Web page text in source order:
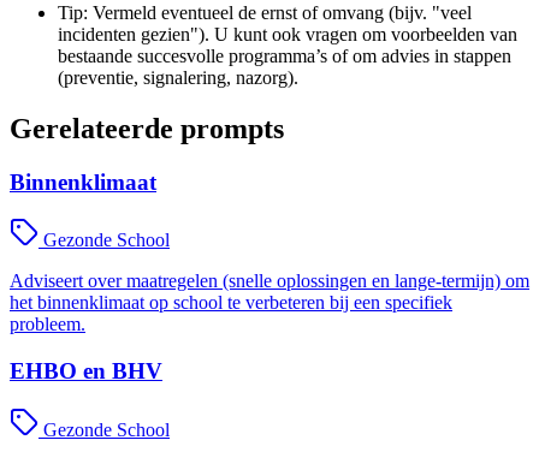
Tip: Vermeld eventueel de ernst of omvang (bijv. "veel
incidenten gezien"). U kunt ook vragen om voorbeelden van
bestaande succesvolle programma’s of om advies in stappen
(preventie, signalering, nazorg).
Gerelateerde prompts
Binnenklimaat
Gezonde School
Adviseert over maatregelen (snelle oplossingen en lange-termijn) om
het binnenklimaat op school te verbeteren bij een specifiek
probleem.
EHBO en BHV
Gezonde School